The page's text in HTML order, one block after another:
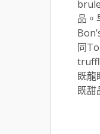
品。
同
既龍
既甜